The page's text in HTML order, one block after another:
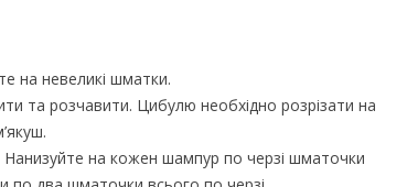
на невеликі шматки.
та розчавити. Цибулю необхідно розрізати на
Нанизуйте на кожен шампур по черзі шматочки